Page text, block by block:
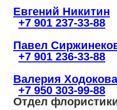
Евгений Никитин
+7 901 237-33-88
Павел
+7 901 236-33-88
Валерия Ходокова
+7 950 303-99-88
Отдел